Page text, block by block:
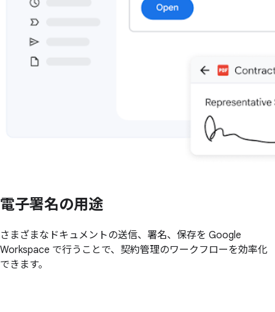
電子署名の用途
さまざまなドキュメントの送信、署名、保存を Google
Workspace で行うことで、契約管理のワークフローを効率化
できます。